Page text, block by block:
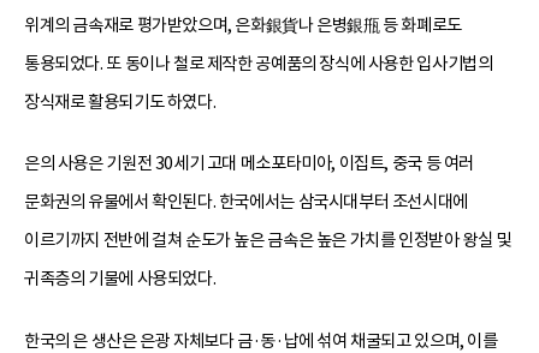
위계의 금속재로 평가받았으며, 은화銀貨나 은병銀甁 등 화폐로도
통용되었다. 또 동이나 철로 제작한 공예품의 장식에 사용한 입사기법의
장식재로 활용되기도 하였다.
은의 사용은 기원전 30세기 고대 메소포타미아, 이집트, 중국 등 여러
문화권의 유물에서 확인된다. 한국에서는 삼국시대부터 조선시대에
이르기까지 전반에 걸쳐 순도가 높은 금속은 높은 가치를 인정받아 왕실 및
귀족층의 기물에 사용되었다.
한국의 은 생산은 은광 자체보다 금·동·납에 섞여 채굴되고 있으며, 이를